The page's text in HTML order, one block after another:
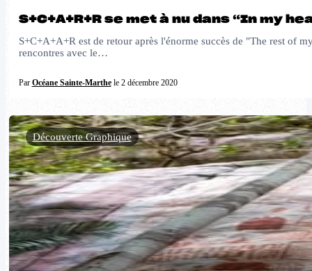
S+C+A+R+R se met à nu dans “In my
S+C+A+A+R est de retour après l'énorme succès de "The rest of
rencontres avec le…
Par Océane Sainte-Marthele 2 décembre 2020
Découverte Graphique